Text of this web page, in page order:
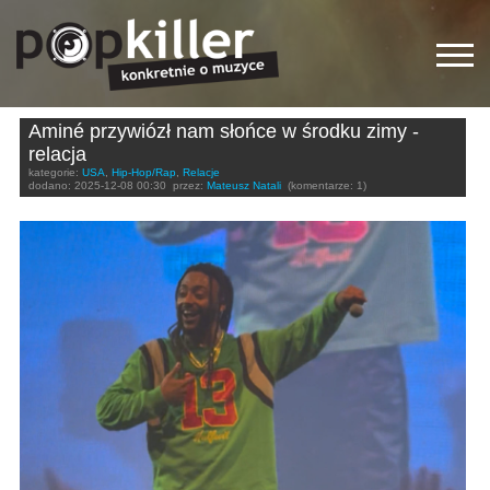
Aminé przywiózł nam słońce w środku zimy -
relacja
kategorie: USA, Hip-Hop/Rap, Relacje
dodano: 2025-12-08 00:30 przez: Mateusz Natali (komentarze: 1)